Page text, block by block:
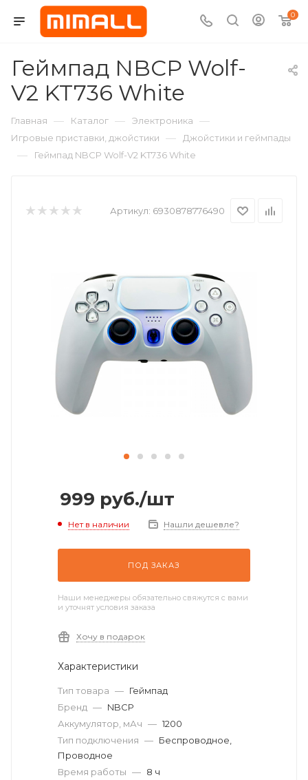
0
Геймпад NBCP Wolf-
V2 KT736 White
Главная — Каталог — Электроника —
Игровые приставки, джойстики — Джойстики и геймпады
— Геймпад NBCP Wolf-V2 KT736 White
Артикул: 6930878776490
999 руб./шт
Нет в наличии Нашли дешевле?
ПОД ЗАКАЗ
Наши менеджеры обязательно свяжутся с вами
и уточнят условия заказа
Хочу в подарок
Характеристики
Тип товара — Геймпад
Бренд — NBCP
Аккумулятор, мАч — 1200
Тип подключения — Беспроводное,
Проводное
Время работы — 8 ч